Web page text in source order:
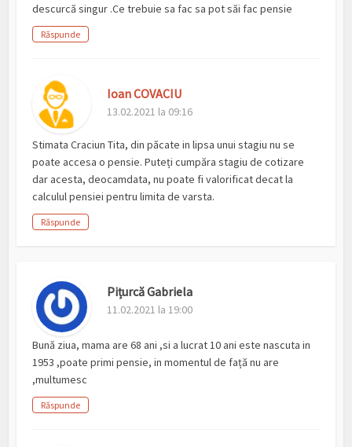
descurcă singur .Ce trebuie sa fac sa pot săi fac pensie
Răspunde
Ioan COVACIU
13.02.2021 la 09:16
Stimata Craciun Tita, din păcate in lipsa unui stagiu nu se
poate accesa o pensie. Puteți cumpăra stagiu de cotizare
dar acesta, deocamdata, nu poate fi valorificat decat la
calculul pensiei pentru limita de varsta.
Răspunde
Pițurcă Gabriela
11.02.2021 la 19:00
Bună ziua, mama are 68 ani ,si a lucrat 10 ani este nascuta in
1953 ,poate primi pensie, in momentul de față nu are
,multumesc
Răspunde